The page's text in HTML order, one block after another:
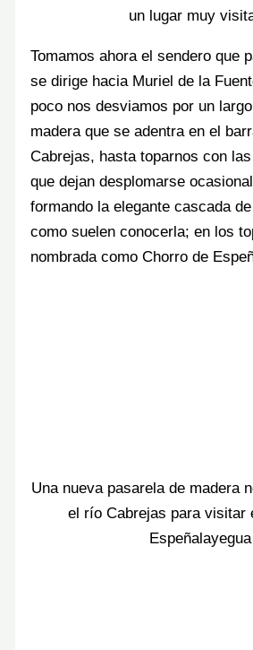
un lugar muy
Tomamos ahora el sendero que
se dirige hacia Muriel de la
poco nos desviamos por un
madera que se adentra en el
Cabrejas, hasta toparnos con
que dejan desplomarse
formando la elegante cascada
como suelen conocerla; en los
nombrada como Chorro de
Una nueva pasarela de madera
el río Cabrejas para visitar
Espeñalayegua